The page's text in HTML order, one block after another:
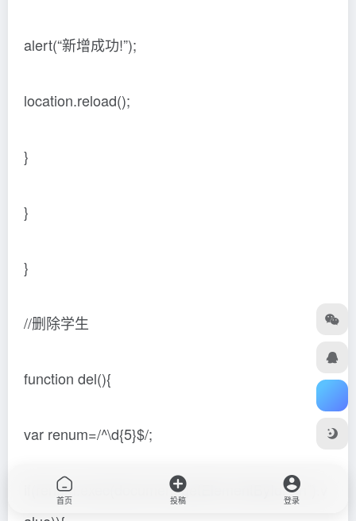
alert(“新增成功!”);
location.reload();
}
}
}
//删除学生
function del(){
var renum=/^\d{5}$/;
if(renum.exec(document.getElementById(“xh”).v
首页 投稿 登录